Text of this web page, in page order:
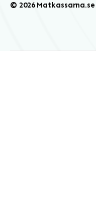
© 2026 Matkassarna.se